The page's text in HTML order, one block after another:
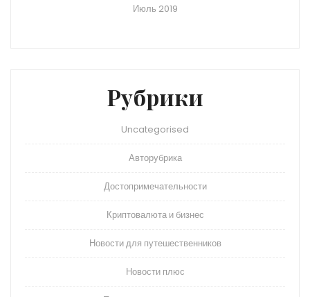
Июль 2019
Рубрики
Uncategorised
Авторубрика
Достопримечательности
Криптовалюта и бизнес
Новости для путешественников
Новости плюс